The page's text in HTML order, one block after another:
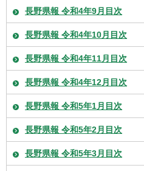
長野県報 令和4年9月目次
長野県報 令和4年10月目次
長野県報 令和4年11月目次
長野県報 令和4年12月目次
長野県報 令和5年1月目次
長野県報 令和5年2月目次
長野県報 令和5年3月目次